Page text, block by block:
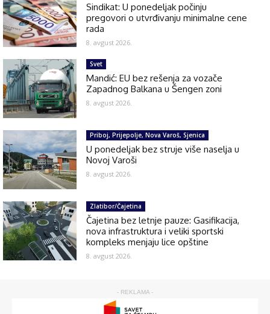
Sindikat: U ponedeljak počinju
pregovori o utvrđivanju minimalne cene
rada
8. avgust 2026.
Svet
Mandić: EU bez rešenja za vozače
Zapadnog Balkana u Šengen zoni
8. avgust 2026.
Priboj, Prijepolje, Nova Varoš, Sjenica
U ponedeljak bez struje više naselja u
Novoj Varoši
8. avgust 2026.
Zlatibor/Čajetina
Čajetina bez letnje pauze: Gasifikacija,
nova infrastruktura i veliki sportski
kompleks menjaju lice opštine
8. avgust 2026.
- REKLAMA -